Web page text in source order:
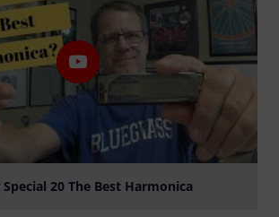
20 The Best Harmonica